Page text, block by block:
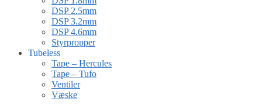
DSP 2.5mm
DSP 3.2mm
DSP 4.6mm
Styrpropper
Tubeless
Tape – Hercules
Tape – Tufo
Ventiler
Væske